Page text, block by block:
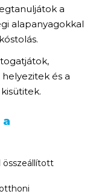
a
alapanyagokkal
és a
összeállított